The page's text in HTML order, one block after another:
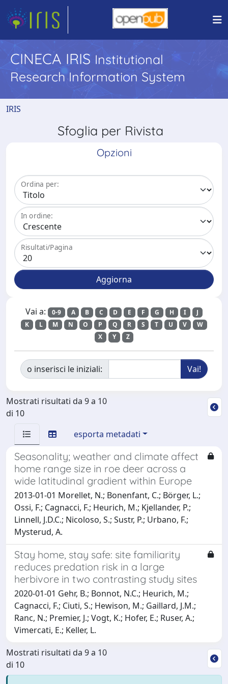
CINECA IRIS Institutional
Research Information System
IRIS
Sfoglia per Rivista
Opzioni
Ordina per:
In ordine:
Risultati/Pagina
Vai a: 0-9 A B C D E F G H I
J
K
L M N O P Q R S T U V
W
X
Y Z
o inserisci le iniziali:
Mostrati risultati da 9 a 10
di 10
esporta metadati
Seasonality; weather and climate affect
home range size in roe deer across a
wide latitudinal gradient within Europe
2013-01-01 Morellet, N.; Bonenfant, C.; Börger, L.;
Ossi, F.; Cagnacci, F.; Heurich, M.; Kjellander, P.;
Linnell, J.D.C.; Nicoloso, S.; Sustr, P.; Urbano, F.;
Mysterud, A.
Stay home, stay safe: site familiarity
reduces predation risk in a large
herbivore in two contrasting study sites
2020-01-01 Gehr, B.; Bonnot, N.C.; Heurich, M.;
Cagnacci, F.; Ciuti, S.; Hewison, M.; Gaillard, J.M.;
Ranc, N.; Premier, J.; Vogt, K.; Hofer, E.; Ruser, A.;
Vimercati, E.; Keller, L.
Mostrati risultati da 9 a 10
di 10